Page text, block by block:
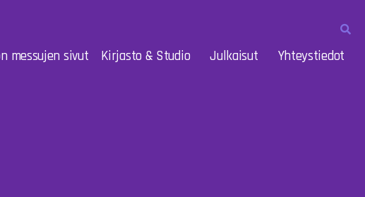
messujen sivut Kirjasto & Studio Julkaisut Yhteystiedot